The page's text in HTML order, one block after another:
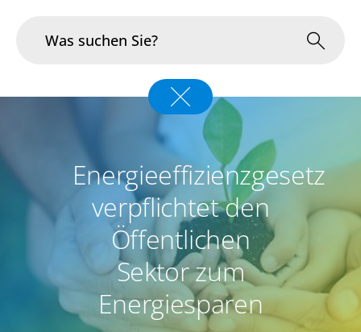
Portfolio
Infrastruktur & Betrieb
Energieeffizienzgesetz
verpflichtet den
Öffentlichen
Sektor zum
Energiesparen